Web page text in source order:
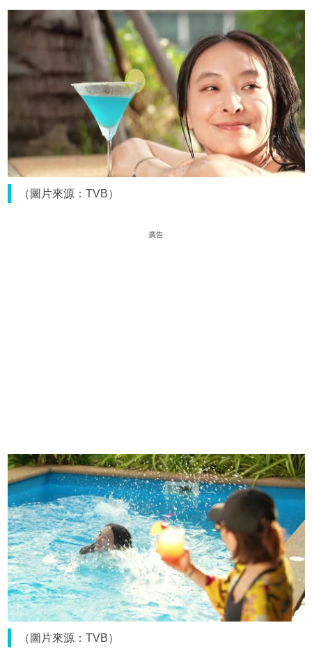
（圖片來源：TVB）
廣告
（圖片來源：TVB）